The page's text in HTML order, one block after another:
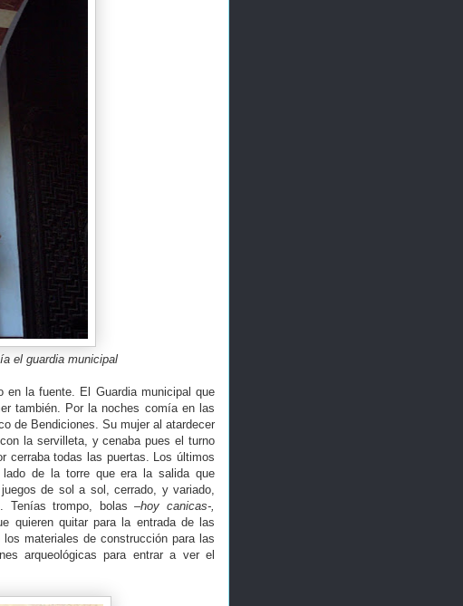
el guardia municipal
en la fuente. El Guardia municipal que
también. Por la noches comía en las
de Bendiciones. Su mujer al atardecer
la servilleta, y cenaba pues el turno
cerraba todas las puertas. Los últimos
de la torre que era la salida que
de sol a sol, cerrado, y variado,
Tenías trompo, bolas –hoy canicas-,
quieren quitar para la entrada de las
materiales de construcción para las
arqueológicas para entrar a ver el